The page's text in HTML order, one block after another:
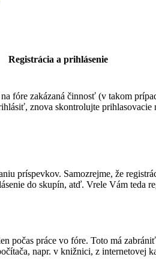
Registrácia a prihlásenie
fóre zakázaná činnosť (v takom
znova skontrolujte
príspevkov. Samozrejme, že
do skupín, atď. Vrele Vám teda
počas práce vo fóre. Toto má
napr. v knižnici, z internetovej